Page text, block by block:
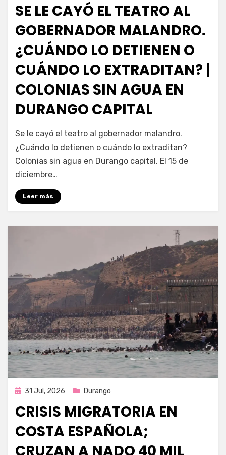
SE LE CAYÓ EL TEATRO AL
GOBERNADOR MALANDRO.
¿CUÁNDO LO DETIENEN O
CUÁNDO LO EXTRADITAN? |
COLONIAS SIN AGUA EN
DURANGO CAPITAL
por Fernando Miranda Servín
Se le cayó el teatro al gobernador malandro.
¿Cuándo lo detienen o cuándo lo extraditan?
Colonias sin agua en Durango capital. El 15 de
diciembre…
Leer más
Publicada
31 Jul, 2026 Durango
CRISIS MIGRATORIA EN
COSTA ESPAÑOLA;